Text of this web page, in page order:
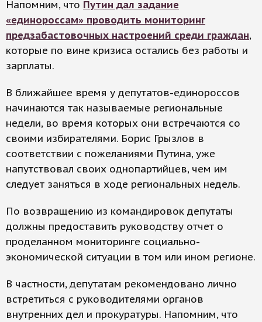
Напомним, что Путин дал задание
«единороссам» проводить мониторинг
предзабастовочных настроений среди граждан,
которые по вине кризиса остались без работы и
зарплаты.
В ближайшее время у депутатов-единороссов
начинаются так называемые региональные
недели, во время которых они встречаются со
своими избирателями. Борис Грызлов в
соответствии с пожеланиями Путина, уже
напутствовал своих однопартийцев, чем им
следует заняться в ходе региональных недель.
По возвращению из командировок депутаты
должны предоставить руководству отчет о
проделанном мониторинге социально-
экономической ситуации в том или ином регионе.
В частности, депутатам рекомендовано лично
встретиться с руководителями органов
внутренних дел и прокуратуры. Напомним, что